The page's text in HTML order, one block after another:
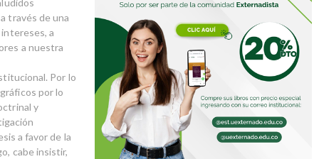
través de una
a
a nuestra
Por lo
por lo
y
a favor de la
cabe insistir,